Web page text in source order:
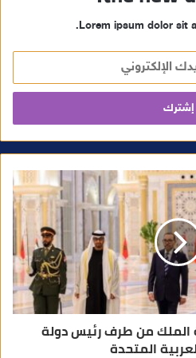
Lorem ipsum dolor sit
الملك من طرف رئيس دولة
المتحدة